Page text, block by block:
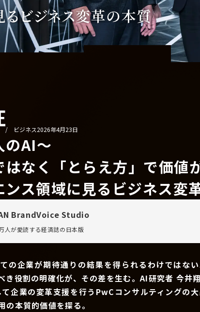
/ ビジネス2026年4月23日
のAI〜
なく「とらえ方」で価値
ンス領域に見るビジネス変
BrandVoice Studio
人が愛読する経済誌の日本版
の企業が期待通りの結果を得られるわけではな
き役割の明確化が、その差を生む。AI研究者 今井
企業の変革支援を行うPwCコンサルティングの
本質的価値を探る。